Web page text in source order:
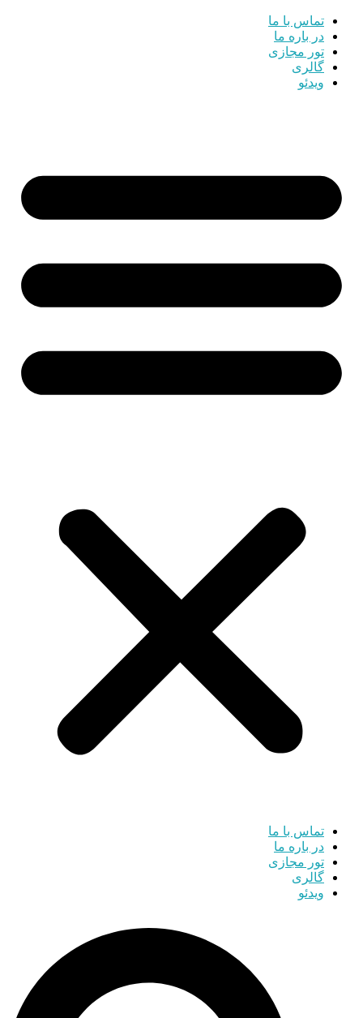
تماس با ما
در باره ما
تور مجازی
گالری
ویدئو
تماس با ما
در باره ما
تور مجازی
گالری
ویدئو